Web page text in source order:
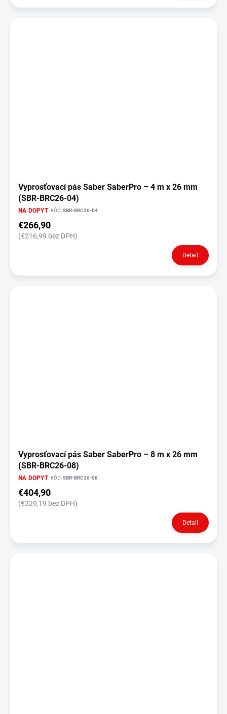
Vyprosťovací pás Saber SaberPro – 4 m x 26 mm
(SBR-BRC26-04)
NA DOPYT KÓD:SBR-BRC26-04
€266,90
(€216,99 bez DPH)
Detail
Vyprosťovací pás Saber SaberPro – 8 m x 26 mm
(SBR-BRC26-08)
NA DOPYT KÓD:SBR-BRC26-08
€404,90
(€329,19 bez DPH)
Detail